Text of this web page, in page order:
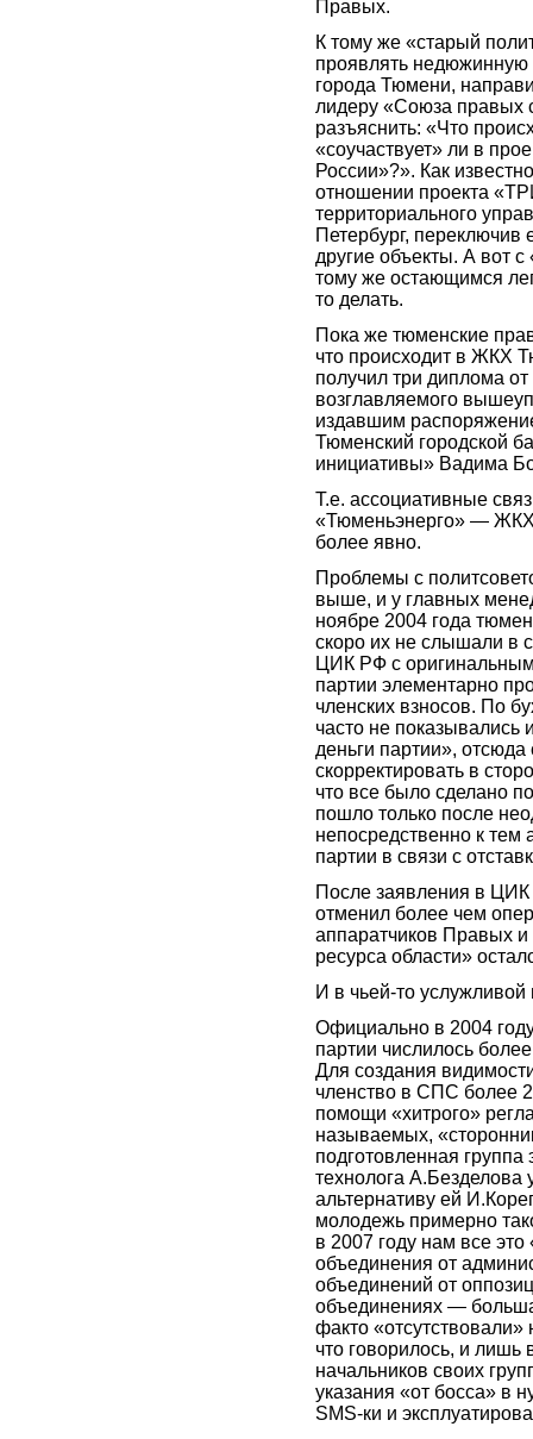
Правых.
К тому же «старый
проявлять недюжинную
города Тюмени,
лидеру «Союза правых
разъяснить: «Что
«соучаствует» ли в
России»?». Как
отношении проекта
территориального
Петербург,
другие объекты. А вот
тому же остающимся
то делать.
Пока же тюменские
что происходит в ЖКХ
получил три диплома
возглавляемого
издавшим
Тюменский городской
инициативы» Вадима
Т.е. ассоциативные
«Тюменьэнерго» — ЖКХ
более явно.
Проблемы с
выше, и у главных
ноябре 2004 года
скоро их не слышали в
ЦИК РФ с оригинальным
партии элементарно
членских взносов. По
часто не
деньги партии»,
скорректировать в
что все было сделано
пошло только после
непосредственно к тем
партии в связи с
После заявления в
отменил более чем
аппаратчиков Правых и
ресурса области»
И в чьей-то
Официально в 2004
партии числилось
Для создания
членство в СПС более
помощи «хитрого»
называемых,
подготовленная группа
технолога А.Безделова
альтернативу ей
молодежь примерно
в 2007 году нам все
объединения от
объединений от
объединениях —
факто
что говорилось, и
начальников своих
указания «от босса» в
SMS-ки и